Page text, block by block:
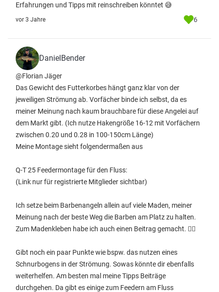
Erfahrungen und Tipps mit reinschreiben könntet 😅
vor 3 Jahre 6
DanielBender
@Florian Jäger
Das Gewicht des Futterkorbes hängt ganz klar von der
jeweiligen Strömung ab. Vorfächer binde ich selbst, da es
meiner Meinung nach kaum brauchbare für diese Angelei auf
dem Markt gibt. (Ich nutze Hakengröße 16-12 mit Vorfächern
zwischen 0.20 und 0.28 in 100-150cm Länge)
Meine Montage sieht folgendermaßen aus
Q-T 25 Feedermontage für den Fluss:
(Link nur für registrierte Mitglieder sichtbar)
Ich setze beim Barbenangeln allein auf viele Maden, meiner
Meinung nach der beste Weg die Barben am Platz zu halten.
Zum Madenkleben habe ich auch einen Beitrag gemacht. 👍🏻
Gibt noch ein paar Punkte wie bspw. das nutzen eines
Schnurbogens in der Strömung. Sowas könnte dir ebenfalls
weiterhelfen. Am besten mal meine Tipps Beiträge
durchgehen. Da gibt es einige zum Feedern am Fluss